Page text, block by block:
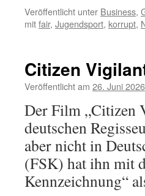
Veröffentlicht unter Business,
mitfair, Jugendsport, korrupt,
Citizen
Veröffentlicht am 26. Juni 2026
Der Film „Citizen
deutschen
aber nicht in
(FSK) hat ihn mit
Kennzeichnung“